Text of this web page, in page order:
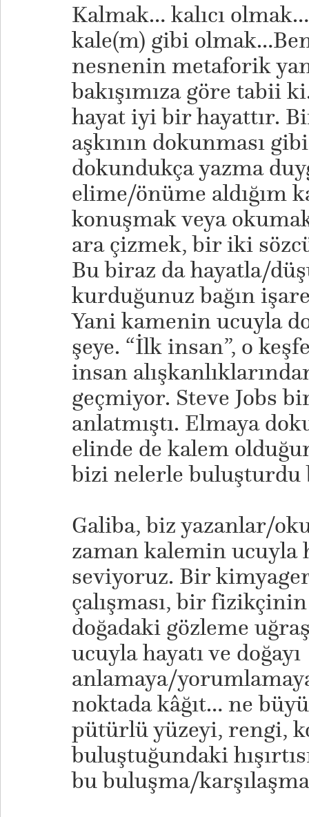
Kalmak… kalıcı
kale(m) gibi
nesnenin metaforik
bakışımıza göre tabii
hayat iyi bir hayattır.
aşkının dokunması
dokundukça yazma
elime/önüme aldığım
konuşmak veya
ara çizmek, bir iki
Bu biraz da hayatla/
kurduğunuz bağın
Yani kamenin ucuyla
şeye. “İlk insan”, o
insan
geçmiyor. Steve Jobs
anlatmıştı. Elmaya
elinde de kalem
bizi nelerle buluşturdu
Galiba, biz yazanlar/
zaman kalemin ucuyla
seviyoruz. Bir
çalışması, bir
doğadaki gözleme
ucuyla hayatı ve doğayı
anlamaya/
noktada kâğıt… ne
pütürlü yüzeyi, rengi,
buluştuğundaki
bu buluşma/